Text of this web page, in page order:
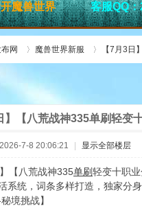
魔兽世界 客服QQ
网 魔兽世界新服 【7月3日
】【八荒战神335单刷轻变
7-8 20:06:21 显示全部楼层
】【八荒战神335单刷轻变十职
活系统，词条多样打造，独家分
境挑战】